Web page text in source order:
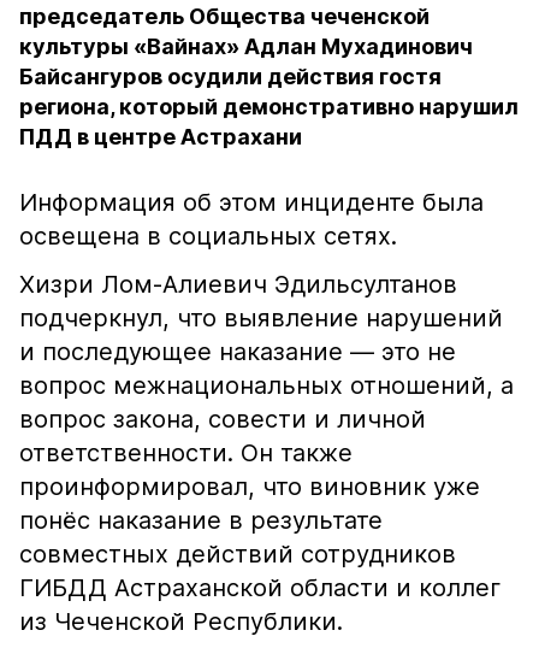
председатель Общества чеченской
культуры «Вайнах» Адлан Мухадинович
Байсангуров осудили действия гостя
региона, который демонстративно нарушил
ПДД в центре Астрахани
Информация об этом инциденте была
освещена в социальных сетях.
Хизри Лом-Алиевич Эдильсултанов
подчеркнул, что выявление нарушений
и последующее наказание — это не
вопрос межнациональных отношений, а
вопрос закона, совести и личной
ответственности. Он также
проинформировал, что виновник уже
понёс наказание в результате
совместных действий сотрудников
ГИБДД Астраханской области и коллег
из Чеченской Республики.